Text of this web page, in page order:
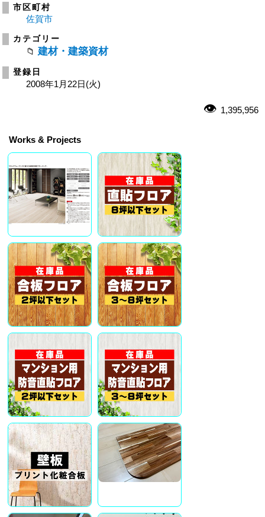
市区町村
佐賀市
カテゴリー
建材・建築資材
登録日
2008年1月22日(火)
1,395,956
Works & Projects